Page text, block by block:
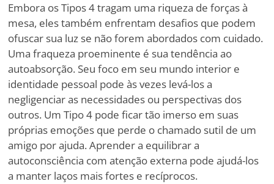
Embora os Tipos 4 tragam uma riqueza de forças à
mesa, eles também enfrentam desafios que podem
ofuscar sua luz se não forem abordados com cuidado.
Uma fraqueza proeminente é sua tendência ao
autoabsorção. Seu foco em seu mundo interior e
identidade pessoal pode às vezes levá-los a
negligenciar as necessidades ou perspectivas dos
outros. Um Tipo 4 pode ficar tão imerso em suas
próprias emoções que perde o chamado sutil de um
amigo por ajuda. Aprender a equilibrar a
autoconsciência com atenção externa pode ajudá-los
a manter laços mais fortes e recíprocos.